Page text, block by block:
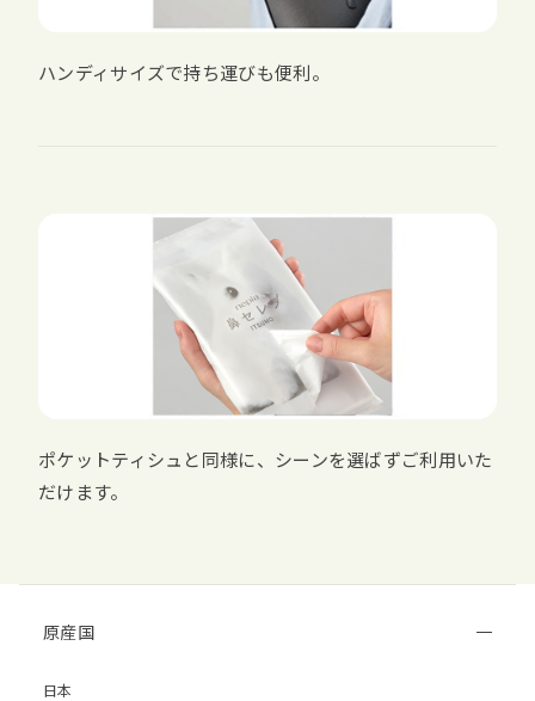
ハンディサイズで持ち運びも便利。
ポケットティシュと同様に、シーンを選ばずご利用いた
だけます。
原産国
日本